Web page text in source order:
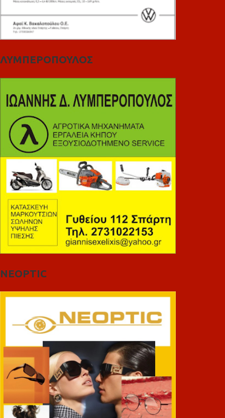
ΛΥΜΠΕΡΟΠΟΥΛΟΣ
NEOPTIC